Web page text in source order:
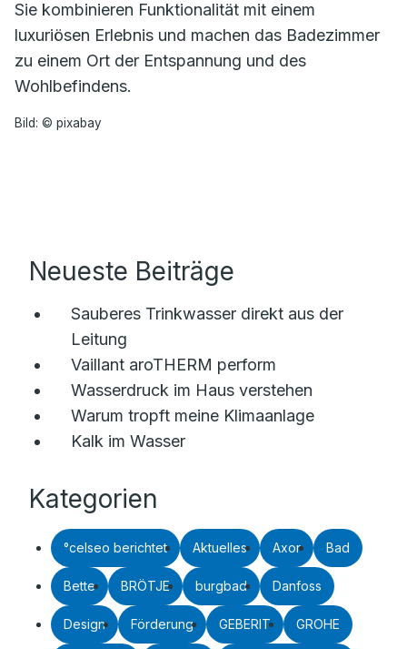
Sie kombinieren Funktionalität mit einem
luxuriösen Erlebnis und machen das Badezimmer
zu einem Ort der Entspannung und des
Wohlbefindens.
Bild: © pixabay
Neueste Beiträge
Sauberes Trinkwasser direkt aus der
Leitung
Vaillant aroTHERM perform
Wasserdruck im Haus verstehen
Warum tropft meine Klimaanlage
Kalk im Wasser
Kategorien
°celseo berichtet Aktuelles Axor Bad
Bette BRÖTJE burgbad Danfoss
Design Förderung GEBERIT GROHE